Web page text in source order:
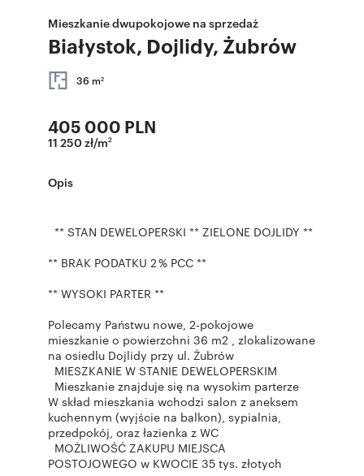
Mieszkanie dwupokojowe na sprzedaż
Białystok, Dojlidy, Żubrów
36 m2
405 000 PLN
11 250 zł/m2
Opis
** STAN DEWELOPERSKI ** ZIELONE DOJLIDY **
** BRAK PODATKU 2 % PCC **
** WYSOKI PARTER **
Polecamy Państwu nowe, 2-pokojowe
mieszkanie o powierzchni 36 m2 , zlokalizowane
na osiedlu Dojlidy przy ul. Żubrów
MIESZKANIE W STANIE DEWELOPERSKIM
Mieszkanie znajduje się na wysokim parterze
W skład mieszkania wchodzi salon z aneksem
kuchennym (wyjście na balkon), sypialnia,
przedpokój, oraz łazienka z WC
MOŻLIWOŚĆ ZAKUPU MIEJSCA
POSTOJOWEGO w KWOCIE 35 tys. złotych